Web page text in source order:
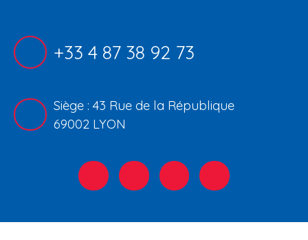
+33 4 87 38 92 73
Siège : 43 Rue de la République
69002 LYON